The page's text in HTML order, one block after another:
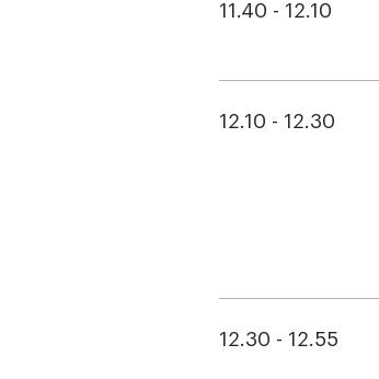
11.40 - 12.10
12.10 - 12.30
12.30 - 12.55